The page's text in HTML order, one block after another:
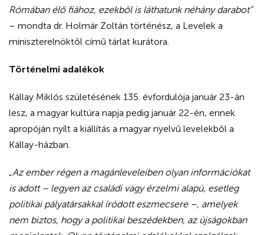
Rómában élő fiához, ezekből is láthatunk néhány darabot”
– mondta dr. Holmár Zoltán történész, a Levelek a
miniszterelnöktől című tárlat kurátora.
Történelmi adalékok
Kállay Miklós születésének 135. évfordulója január 23-án
lesz, a magyar kultúra napja pedig január 22-én, ennek
apropóján nyílt a kiállítás a magyar nyelvű levelekből a
Kállay-házban.
„Az ember régen a magánleveleiben olyan információkat
is adott – legyen az családi vagy érzelmi alapú, esetleg
politikai pályatársakkal íródott eszmecsere –, amelyek
nem biztos, hogy a politikai beszédekben, az újságokban